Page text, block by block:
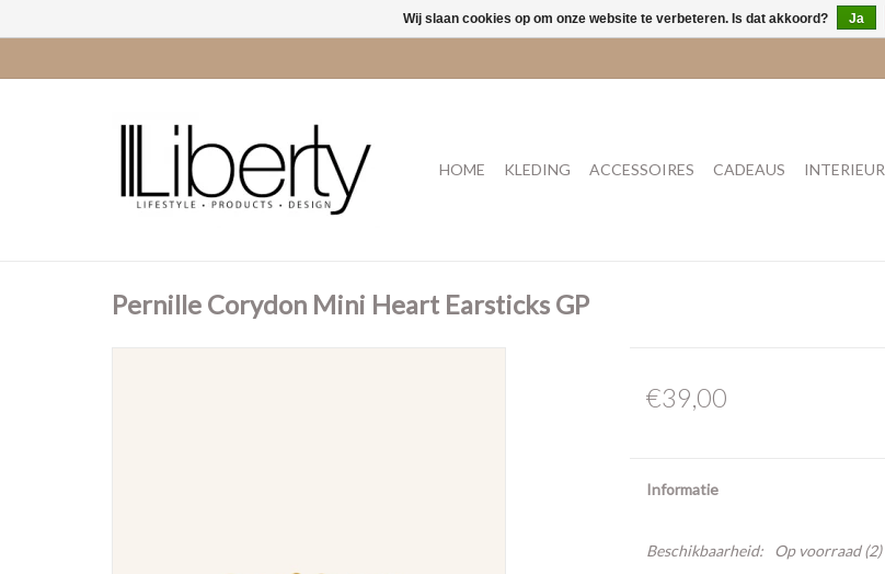
HOME KLEDING ACCESSOIRES CADEAUS INTERIEUR
Pernille Corydon Mini Heart Earsticks GP
€39,00
Informatie
Beschikbaarheid: Op voorraad(2)
Wij slaan cookies op om onze website te verbeteren. Is dat akkoord? Ja